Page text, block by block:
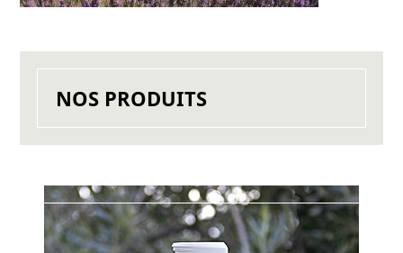
NOS PRODUITS